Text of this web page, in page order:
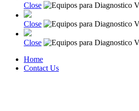
Close
Close
Close
Home
Contact Us